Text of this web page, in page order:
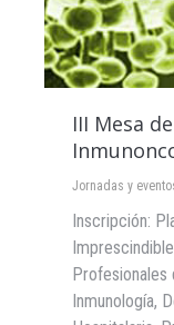
III Mesa
Jornadas y
Inscripción:
Profesionales
Inmunología,